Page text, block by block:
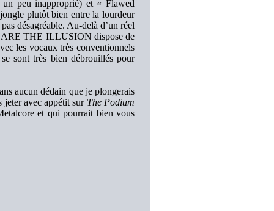
peu inapproprié) et « Flawed
plutôt bien entre la lourdeur
désagréable. Au-delà d’un réel
ARE THE ILLUSION dispose de
les vocaux très conventionnels
sont très bien débrouillés pour
aucun dédain que je plongerais
avec appétit sur The Podium
et qui pourrait bien vous